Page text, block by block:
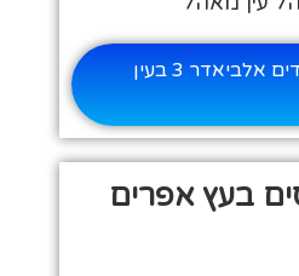
לכל המידע על גן ילדים אלביאדר 3 בעין
בעץ אפרים